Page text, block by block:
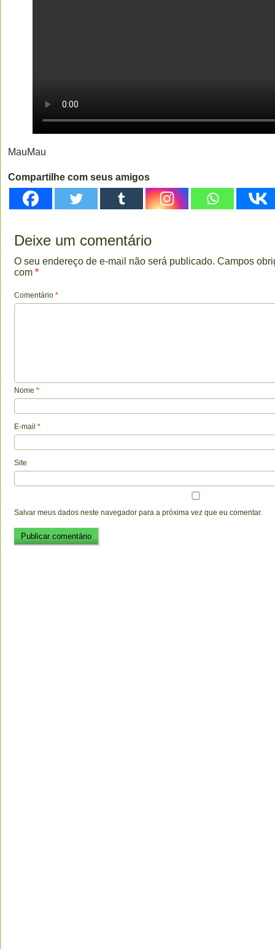
MauMau
Compartilhe com seus amigos
Deixe um comentário
O seu endereço de e-mail não será publicado. Campos
com *
Comentário *
Nome *
E-mail *
Site
Salvar meus dados neste navegador para a próxima vez que eu comentar.